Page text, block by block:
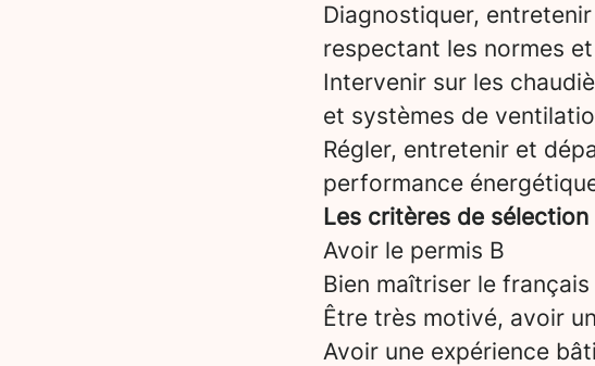
Diagnostiquer,
respectant les normes
Intervenir sur les
et systèmes de
Régler, entretenir et
performance
Les critères de sélection
Avoir le permis B
Bien maîtriser le français
Être très motivé, avoir
Avoir une expérience